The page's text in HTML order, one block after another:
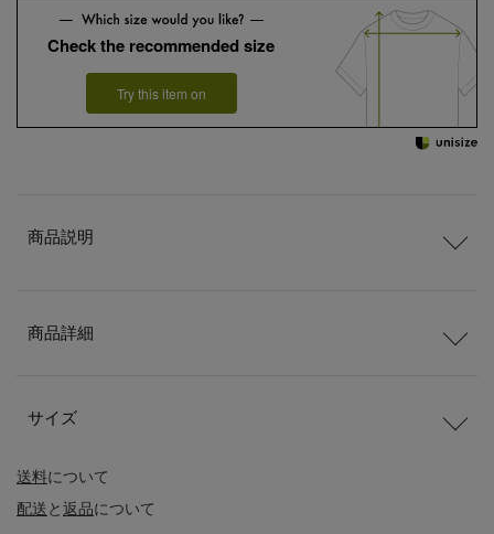
Check the recommended size
Try this item on
送料について
配送と返品について
商品説明
商品詳細
サイズ